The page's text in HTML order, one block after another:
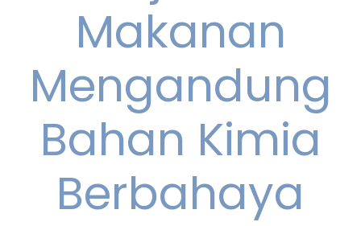
Makanan
Mengandung
Bahan Kimia
Berbahaya